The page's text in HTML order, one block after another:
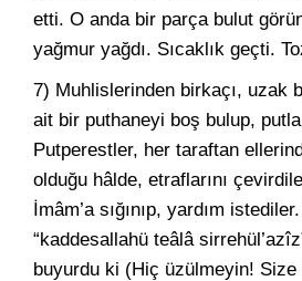
etti. O anda bir parça bulut
yağmur yağdı. Sıcaklık geçti.
7) Muhlislerinden birkaçı, uzak
ait bir puthaneyi boş bulup,
Putperestler, her taraftan
olduğu hâlde, etraflarını
İmâm’a sığınıp, yardım
“kaddesallahü teâlâ
buyurdu ki (Hiç üzülmeyin! Size